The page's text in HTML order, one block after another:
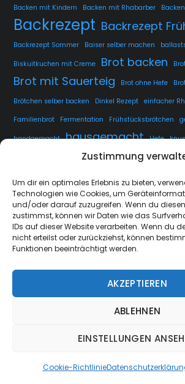
Zustimmung
Um dir ein optimales Erlebnis zu bieten,
Technologien wie Cookies, um
und/oder darauf zuzugreifen. Wenn du
zustimmst, können wir Daten wie das
IDs auf dieser Website verarbeiten. Wenn du
nicht erteilst oder zurückziehst, können
Funktionen beeinträchtigt werden.
AKZEPTIEREN
ABLEHNEN
EINSTELLUNGEN
Cookie-Richtlinie
Backen mit Kindern Backen mit Rhabarber
Backrezept Backrezept
Backrezept Sommer Baiser selber machen
Biskuitkuchen mit Creme Brot backen
Brot mit Sauerteig Brot ohne Hefe
Brötchen selber backen
Dinkel Rezept
einfacher
Familienbrot
Fermentation Frühstücksbrötchen
handgemacht hausgemacht Hefe
kuchen lange Teigführung
Sauerteig fermentieren Sauerteig Rezept
Weissbrot
Übernachtgare
Top